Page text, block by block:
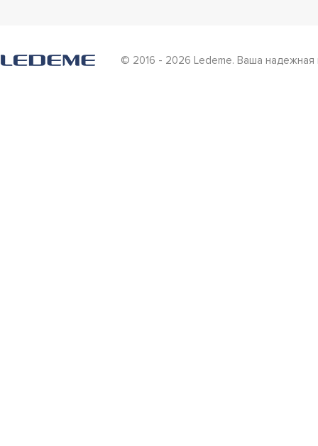
© 2016 - 2026 Ledeme. Ваша